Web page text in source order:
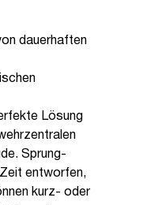
dauerhaften
Lösung
Sprung-
Zeit entworfen,
kurz- oder